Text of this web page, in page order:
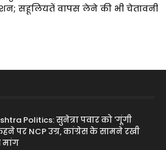
सहूलियतें वापस लेने की भी चेतावनी
Politics: सुनेत्रा पवार को 'गूंगी
पर NCP उग्र, कांग्रेस के सामने रखी
मांग